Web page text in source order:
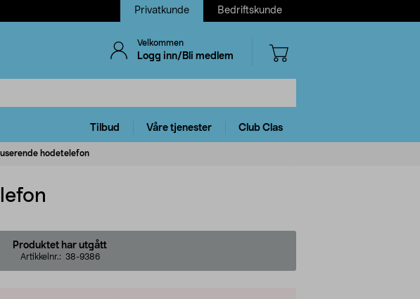
Privatkunde Bedriftskunde
Velkommen
Logg inn/Bli medlem
Tilbud Våre tjenester Club Clas
hodetelefon
Produktet har utgått
Artikkelnr.: 38-9386